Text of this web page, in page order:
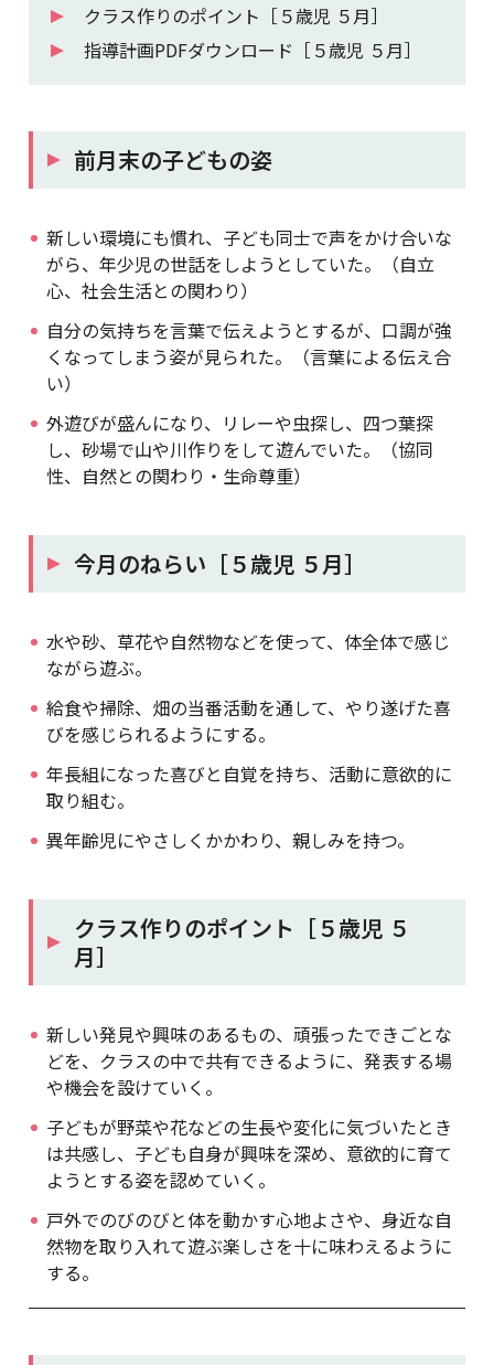
クラス作りのポイント［５歳児 ５月］
指導計画PDFダウンロード［５歳児 ５月］
前月末の子どもの姿
新しい環境にも慣れ、子ども同士で声をかけ合いな
がら、年少児の世話をしようとしていた。（自立
心、社会生活との関わり）
自分の気持ちを言葉で伝えようとするが、口調が強
くなってしまう姿が見られた。（言葉による伝え合
い）
外遊びが盛んになり、リレーや虫探し、四つ葉探
し、砂場で山や川作りをして遊んでいた。（協同
性、自然との関わり・生命尊重）
今月のねらい［５歳児 ５月］
水や砂、草花や自然物などを使って、体全体で感じ
ながら遊ぶ。
給食や掃除、畑の当番活動を通して、やり遂げた喜
びを感じられるようにする。
年長組になった喜びと自覚を持ち、活動に意欲的に
取り組む。
異年齢児にやさしくかかわり、親しみを持つ。
クラス作りのポイント［５歳児 ５
月］
新しい発見や興味のあるもの、頑張ったできごとな
どを、クラスの中で共有できるように、発表する場
や機会を設けていく。
子どもが野菜や花などの生長や変化に気づいたとき
は共感し、子ども自身が興味を深め、意欲的に育て
ようとする姿を認めていく。
戸外でのびのびと体を動かす心地よさや、身近な自
然物を取り入れて遊ぶ楽しさを十に味わえるように
する。